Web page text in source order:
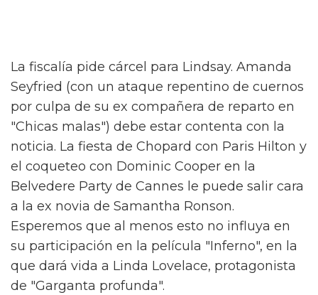
La fiscalía pide cárcel para Lindsay. Amanda
Seyfried (con un ataque repentino de cuernos
por culpa de su ex compañera de reparto en
"Chicas malas") debe estar contenta con la
noticia. La fiesta de Chopard con Paris Hilton y
el coqueteo con Dominic Cooper en la
Belvedere Party de Cannes le puede salir cara
a la ex novia de Samantha Ronson.
Esperemos que al menos esto no influya en
su participación en la película "Inferno", en la
que dará vida a Linda Lovelace, protagonista
de "Garganta profunda".